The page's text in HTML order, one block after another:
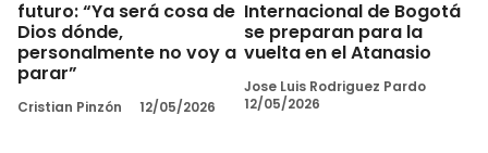
futuro: “Ya será cosa de
Dios dónde,
personalmente no voy a
parar”
Cristian Pinzón 12/05/2026
Internacional de Bogotá
se preparan para la
vuelta en el Atanasio
Jose Luis Rodriguez Pardo
12/05/2026